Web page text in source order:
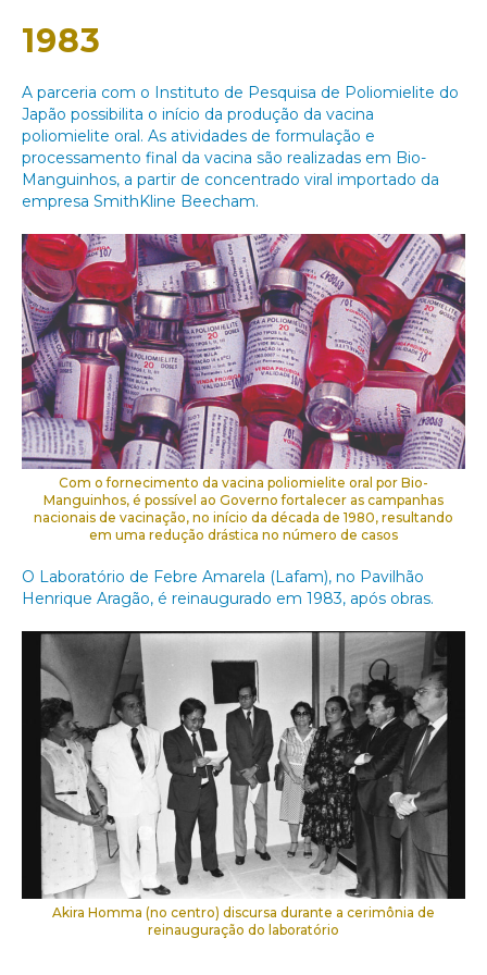
1983
A parceria com o Instituto de Pesquisa de Poliomielite do
Japão possibilita o início da produção da vacina
poliomielite oral. As atividades de formulação e
processamento final da vacina são realizadas em Bio-
Manguinhos, a partir de concentrado viral importado da
empresa SmithKline Beecham.
Com o fornecimento da vacina poliomielite oral por Bio-
Manguinhos, é possível ao Governo fortalecer as campanhas
nacionais de vacinação, no início da década de 1980, resultando
em uma redução drástica no número de casos
O Laboratório de Febre Amarela (Lafam), no Pavilhão
Henrique Aragão, é reinaugurado em 1983, após obras.
Akira Homma (no centro) discursa durante a cerimônia de
reinauguração do laboratório